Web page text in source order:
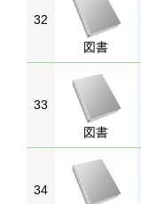
32
図書
33
図書
34